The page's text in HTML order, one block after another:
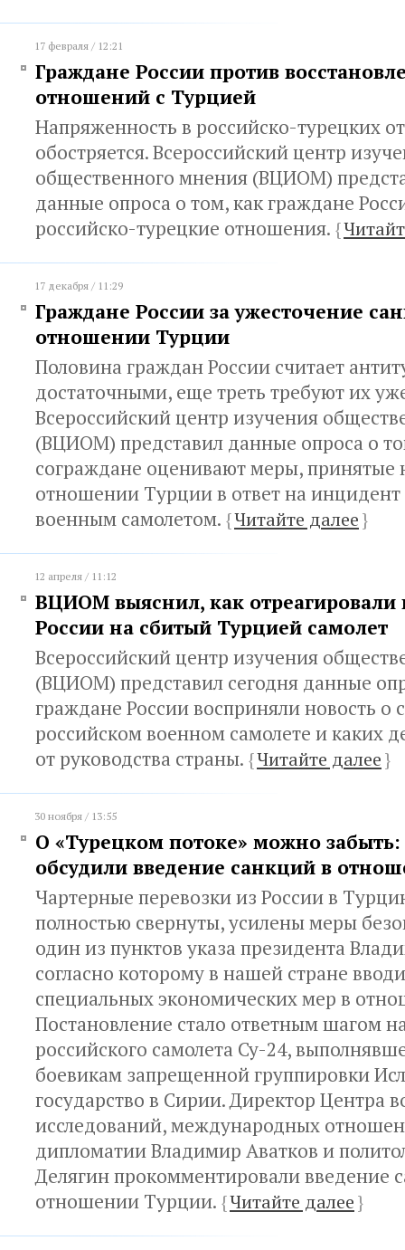
17 февраля / 12:21
Граждане России против
отношений с Турцией
Напряженность в российско-турецких
обостряется. Всероссийский центр
общественного мнения (ВЦИОМ)
данные опроса о том, как граждане
российско-турецкие отношения. {
17 декабря / 11:29
Граждане России за ужесточение
отношении Турции
Половина граждан России считает
достаточными, еще треть требуют их
Всероссийский центр изучения
(ВЦИОМ) представил данные опроса о
сограждане оценивают меры, принятые
отношении Турции в ответ на инцидент
военным самолетом. {Читайте далее}
12 апреля / 11:12
ВЦИОМ выяснил, как отреагировали
России на сбитый Турцией самолет
Всероссийский центр изучения
(ВЦИОМ) представил сегодня данные
граждане России восприняли новость о
российском военном самолете и каких
от руководства страны. {Читайте далее}
30 ноября / 13:55
О «Турецком потоке» можно
обсудили введение санкций в
Чартерные перевозки из России в
полностью свернуты, усилены меры
один из пунктов указа президента
согласно которому в нашей стране
специальных экономических мер в
Постановление стало ответным шагом
российского самолета Су-24,
боевикам запрещенной группировки
государство в Сирии. Директор Центра
исследований, международных
дипломатии Владимир Аватков и
Делягин прокомментировали введение
отношении Турции. {Читайте далее}